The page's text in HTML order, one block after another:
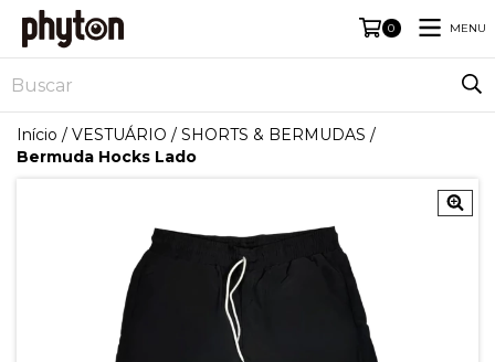
0 MENU
Início / VESTUÁRIO / SHORTS & BERMUDAS /
Bermuda Hocks Lado